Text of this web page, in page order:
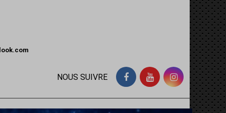
NOUS SUIVRE